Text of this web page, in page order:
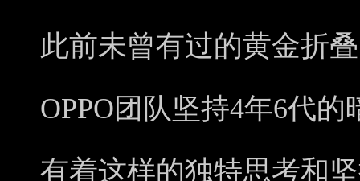
此前未曾有过的黄金折
OPPO团队坚持4年6代
有着这样的独特思考和